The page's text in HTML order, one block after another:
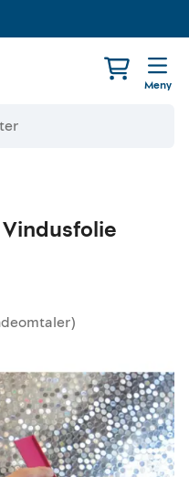
Meny
Vindusfolie
)